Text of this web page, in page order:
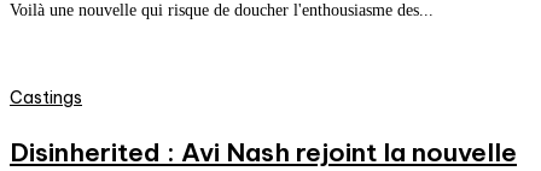
Voilà une nouvelle qui risque de doucher l'enthousiasme des...
Castings
Disinherited : Avi Nash rejoint la nouvelle